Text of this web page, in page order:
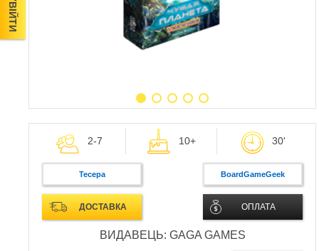
УВІЙТИ
2-7 10+ 30'
Тесера BoardGameGeek
ДОСТАВКА ОПЛАТА
ВИДАВЕЦЬ: GAGA GAMES